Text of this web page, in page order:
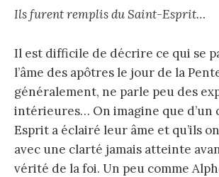
Ils furent remplis du Saint-Esprit…
Il est difficile de décrire ce qui se
l’âme des apôtres le jour de la
généralement, ne parle peu des
intérieures… On imagine que d’un
Esprit a éclairé leur âme et qu’ils
avec une clarté jamais atteinte
vérité de la foi. Un peu comme